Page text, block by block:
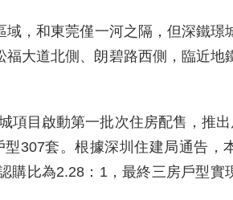
，和東莞僅一河之隔，但深鐵璟
福大道北側、朗碧路西側，臨近地
項目啟動第一批次住房配售，推
型307套。根據深圳住建局通告，
購比為2.28：1，最終三房戶型實